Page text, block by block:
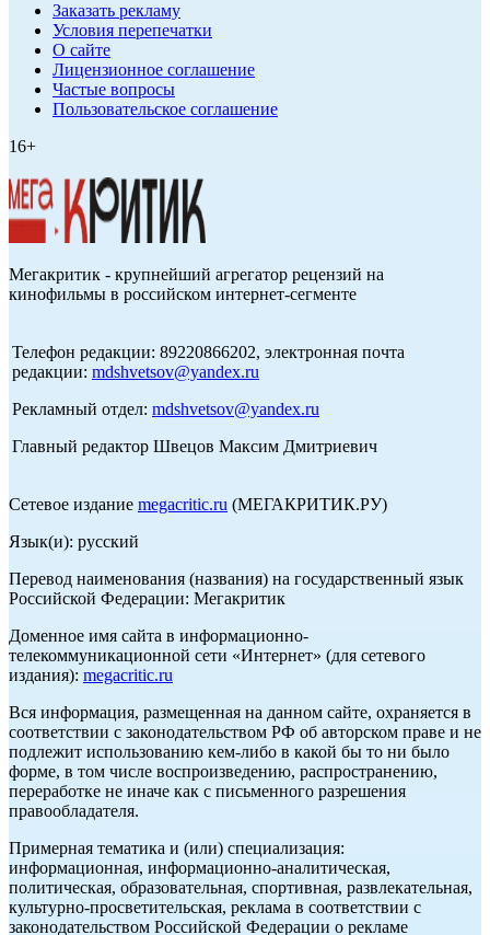
Заказать рекламу
Условия перепечатки
О сайте
Лицензионное соглашение
Частые вопросы
Пользовательское соглашение
16+
Мегакритик - крупнейший агрегатор рецензий на
кинофильмы в российском интернет-сегменте
Телефон редакции: 89220866202, электронная почта
редакции: mdshvetsov@yandex.ru
Рекламный отдел: mdshvetsov@yandex.ru
Главный редактор Швецов Максим Дмитриевич
Сетевое издание megacritic.ru (МЕГАКРИТИК.РУ)
Язык(и): русский
Перевод наименования (названия) на государственный язык
Российской Федерации: Мегакритик
Доменное имя сайта в информационно-
телекоммуникационной сети «Интернет» (для сетевого
издания): megacritic.ru
Вся информация, размещенная на данном сайте, охраняется в
соответствии с законодательством РФ об авторском праве и не
подлежит использованию кем-либо в какой бы то ни было
форме, в том числе воспроизведению, распространению,
переработке не иначе как с письменного разрешения
правообладателя.
Примерная тематика и (или) специализация:
информационная, информационно-аналитическая,
политическая, образовательная, спортивная, развлекательная,
культурно-просветительская, реклама в соответствии с
законодательством Российской Федерации о рекламе